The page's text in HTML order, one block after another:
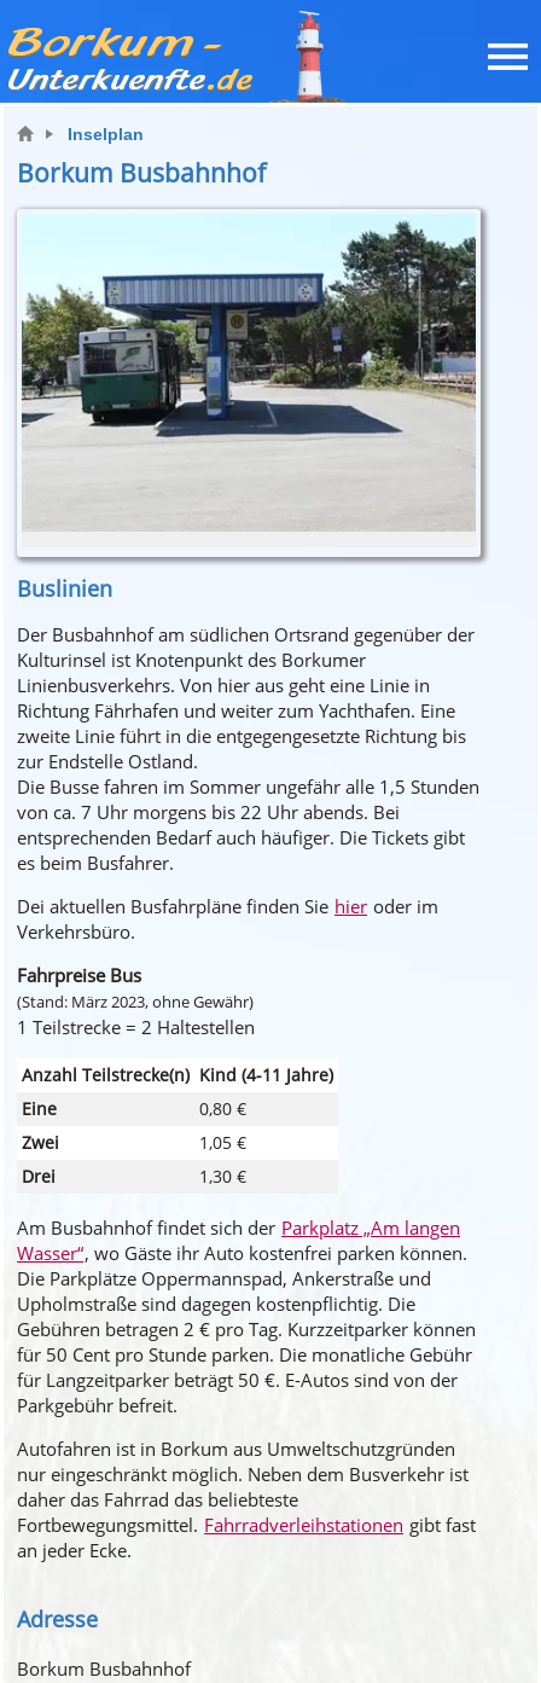
Inselplan
Borkum Busbahnhof
Buslinien
Der Busbahnhof am südlichen Ortsrand gegenüber der
Kulturinsel ist Knotenpunkt des Borkumer
Linienbusverkehrs. Von hier aus geht eine Linie in
Richtung Fährhafen und weiter zum Yachthafen. Eine
zweite Linie führt in die entgegengesetzte Richtung bis
zur Endstelle Ostland.
Die Busse fahren im Sommer ungefähr alle 1,5 Stunden
von ca. 7 Uhr morgens bis 22 Uhr abends. Bei
entsprechenden Bedarf auch häufiger. Die Tickets gibt
es beim Busfahrer.
Dei aktuellen Busfahrpläne finden Sie hier oder im
Verkehrsbüro.
Fahrpreise Bus
(Stand: März 2023, ohne Gewähr)
1 Teilstrecke = 2 Haltestellen
Anzahl Teilstrecke(n) Kind (4-11 Jahre)
Eine
0,80 €
Zwei
1,05 €
Drei
1,30 €
Am Busbahnhof findet sich der Parkplatz „Am langen
Wasser“, wo Gäste ihr Auto kostenfrei parken können.
Die Parkplätze Oppermannspad, Ankerstraße und
Upholmstraße sind dagegen kostenpflichtig. Die
Gebühren betragen 2 € pro Tag. Kurzzeitparker können
für 50 Cent pro Stunde parken. Die monatliche Gebühr
für Langzeitparker beträgt 50 €. E-Autos sind von der
Parkgebühr befreit.
Autofahren ist in Borkum aus Umweltschutzgründen
nur eingeschränkt möglich. Neben dem Busverkehr ist
daher das Fahrrad das beliebteste
Fortbewegungsmittel. Fahrradverleihstationen gibt fast
an jeder Ecke.
Adresse
Borkum Busbahnhof